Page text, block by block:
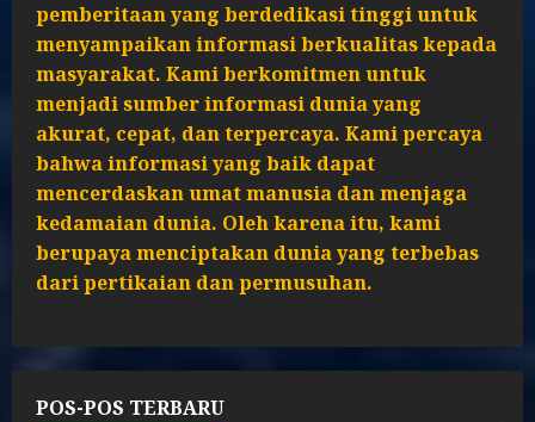
pemberitaan yang berdedikasi tinggi untuk
menyampaikan informasi berkualitas kepada
masyarakat. Kami berkomitmen untuk
menjadi sumber informasi dunia yang
akurat, cepat, dan terpercaya. Kami percaya
bahwa informasi yang baik dapat
mencerdaskan umat manusia dan menjaga
kedamaian dunia. Oleh karena itu, kami
berupaya menciptakan dunia yang terbebas
dari pertikaian dan permusuhan.
POS-POS TERBARU